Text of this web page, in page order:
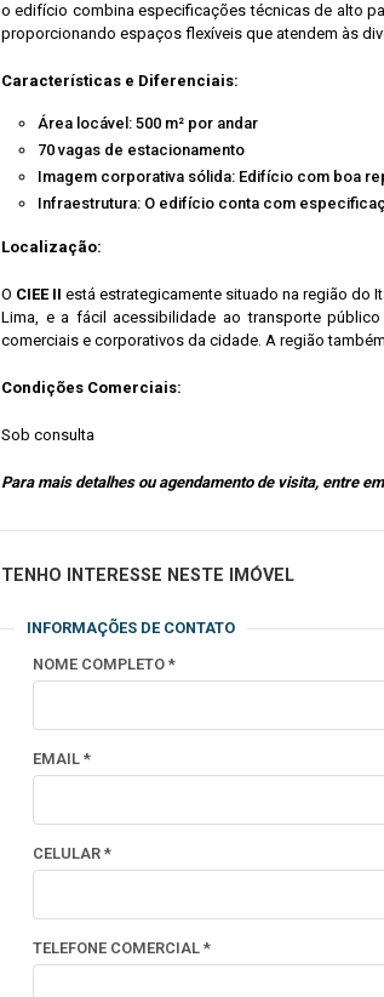
o edifício combina especificações técnicas de alto
proporcionando espaços flexíveis que atendem às
Características e Diferenciais:
Área locável: 500 m² por andar
70 vagas de estacionamento
Imagem corporativa sólida: Edifício com boa
Infraestrutura: O edifício conta com
Localização:
O CIEE II está estrategicamente situado na região do
Lima, e a fácil acessibilidade ao transporte
comerciais e corporativos da cidade. A região
Condições Comerciais:
Sob consulta
Para mais detalhes ou agendamento de visita, entre
TENHO INTERESSE NESTE IMÓVEL
INFORMAÇÕES DE CONTATO
NOME COMPLETO *
EMAIL *
CELULAR *
TELEFONE COMERCIAL *